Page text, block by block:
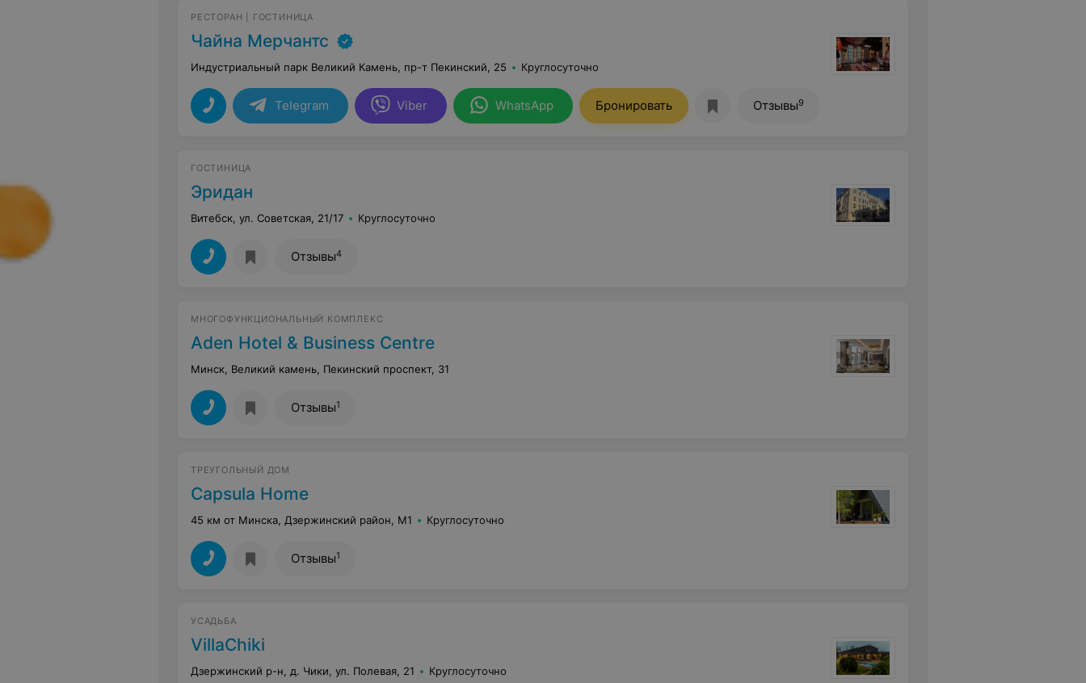
РЕСТОРАН | ГОСТИНИЦА
Чайна Мерчантс
Индустриальный парк Великий Камень, пр-т Пекинский, 25 Круглосуточно
Telegram Viber WhatsApp Бронировать Отзывы9
ГОСТИНИЦА
Эридан
Витебск, ул. Советская, 21/17 Круглосуточно
Отзывы4
МНОГОФУНКЦИОНАЛЬНЫЙ КОМПЛЕКС
Aden Hotel & Business Centre
Минск, Великий камень, Пекинский проспект, 31
Отзывы1
ТРЕУГОЛЬНЫЙ ДОМ
Capsula Home
45 км от Минска, Дзержинский район, М1 Круглосуточно
Отзывы1
УСАДЬБА
VillaChiki
Дзержинский р-н, д. Чики, ул. Полевая, 21 Круглосуточно